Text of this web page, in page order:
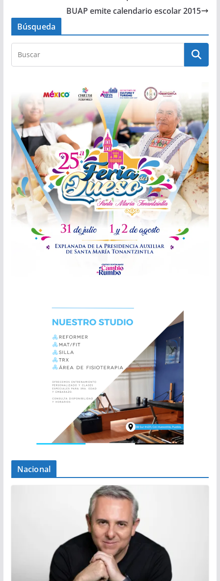
BUAP emite calendario escolar 2015
Búsqueda
Nacional